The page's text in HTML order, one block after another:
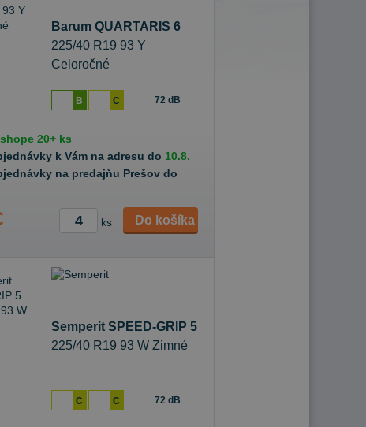
Barum QUARTARIS 6
225/40 R19 93 Y
Celoročné
B C 72 dB
20+ ks
k Vám na adresu do 10.8.
na predajňu Prešov do
ks Do košíka
Semperit SPEED-GRIP 5
225/40 R19 93 W Zimné
C C 72 dB